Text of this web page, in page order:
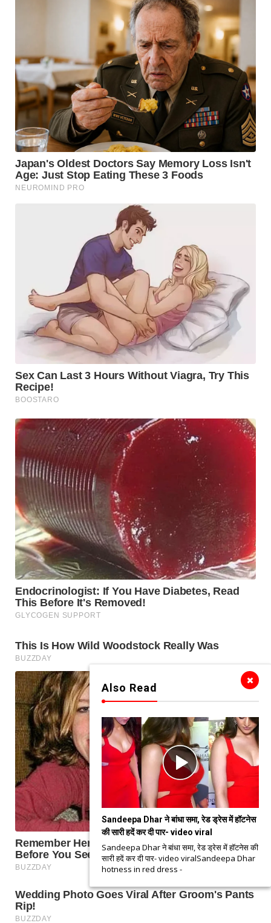
Also Read
Sandeepa Dhar ने बांधा समा, रेड ड्रेस में हॉटनेस
की सारी हदें कर दी पार- video viral
Sandeepa Dhar ने बांधा समा, रेड ड्रेस में हॉटनेस की
सारी हदें कर दी पार- video viralSandeepa Dhar
hotness in red dress -